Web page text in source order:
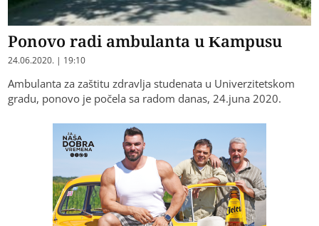
Ponovo radi ambulanta u Kampusu
24.06.2020. | 19:10
Ambulanta za zaštitu zdravlja studenata u Univerzitetskom
gradu, ponovo je počela sa radom danas, 24.juna 2020.